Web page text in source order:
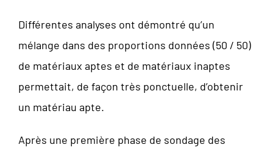
Différentes analyses ont démontré qu’un
mélange dans des proportions données (50 / 50)
de matériaux aptes et de matériaux inaptes
permettait, de façon très ponctuelle, d’obtenir
un matériau apte.
Après une première phase de sondage des